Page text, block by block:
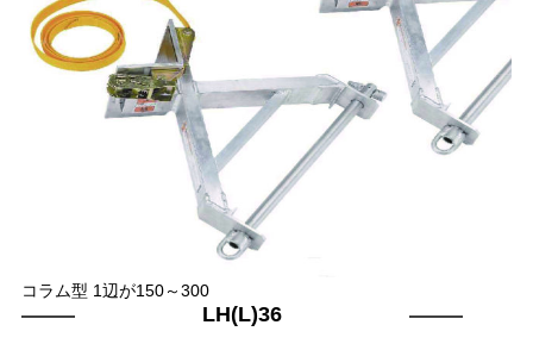
コラム型 1辺が150～300
LH(L)36